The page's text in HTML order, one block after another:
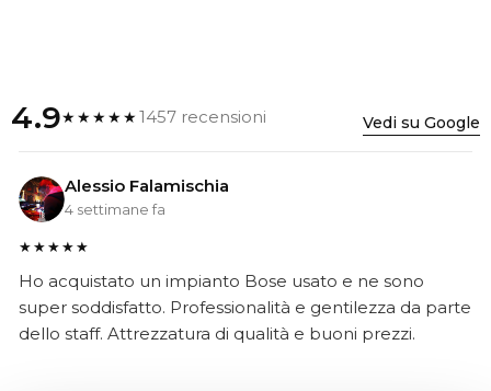
4.9★★★★★1457 recensioni Vedi su Google
Alessio Falamischia
4 settimane fa
★★★★★
Ho acquistato un impianto Bose usato e ne sono
super soddisfatto. Professionalità e gentilezza da parte
dello staff. Attrezzatura di qualità e buoni prezzi.